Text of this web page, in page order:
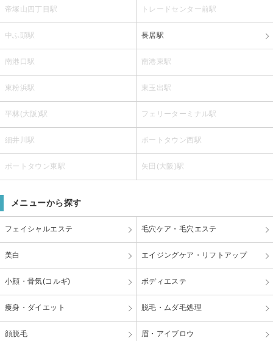
帝塚山四丁目駅 トレードセンター前駅
中ふ頭駅 長居駅
南港口駅 南港東駅
東粉浜駅 東玉出駅
平林(大阪)駅 フェリーターミナル駅
細井川駅 ポートタウン西駅
ポートタウン東駅 矢田(大阪)駅
メニューから探す
フェイシャルエステ 毛穴ケア・毛穴エステ
美白 エイジングケア・リフトアップ
小顔・骨気(コルギ) ボディエステ
痩身・ダイエット 脱毛・ムダ毛処理
顔脱毛 眉・アイブロウ